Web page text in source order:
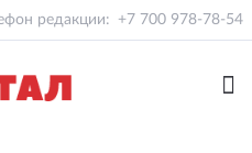
редакции: +7 700 978-78-54